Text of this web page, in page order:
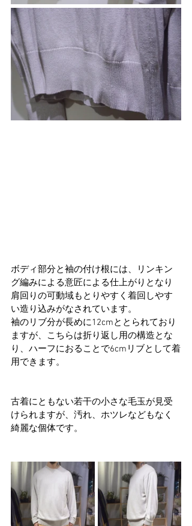
ボディ部分と袖の付け根には、リンキン
グ編みによる意匠による仕上がりとなり
肩回りの可動域もとりやすく着回しやす
い造り込みがなされています。
袖のリブ分が長めに12cmととられており
ますが、こちらは折り返し用の構造とな
り、ハーフにおることで6cmリブとして着
用できます。
古着にともない若干の小さな毛玉が見受
けられますが、汚れ、ホツレなどもなく
綺麗な個体です。